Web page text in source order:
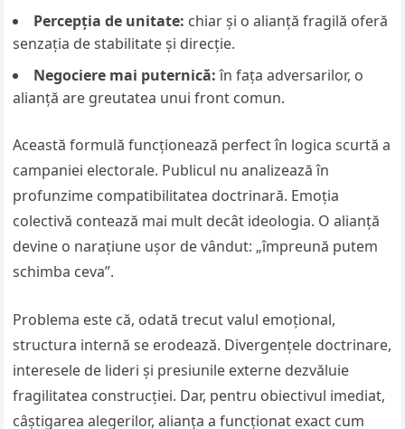
Percepția de unitate: chiar și o alianță fragilă oferă
senzația de stabilitate și direcție.
Negociere mai puternică:în fața adversarilor, o
alianță are greutatea unui front comun.
Această formulă funcționează perfect în logica scurtă a
campaniei electorale. Publicul nu analizează în
profunzime compatibilitatea doctrinară. Emoția
colectivă contează mai mult decât ideologia. O alianță
devine o narațiune ușor de vândut: „împreună putem
schimba ceva”.
Problema este că, odată trecut valul emoțional,
structura internă se erodează. Divergențele doctrinare,
interesele de lideri și presiunile externe dezvăluie
fragilitatea construcției. Dar, pentru obiectivul imediat,
câștigarea alegerilor, alianța a funcționat exact cum